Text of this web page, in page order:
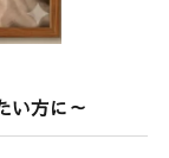
い方に～